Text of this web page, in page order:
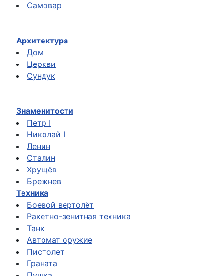
Самовар
Архитектура
Дом
Церкви
Сундук
Знаменитости
Петр I
Николай II
Ленин
Сталин
Хрущёв
Брежнев
Техника
Боевой вертолёт
Ракетно-зенитная техника
Танк
Автомат оружие
Пистолет
Граната